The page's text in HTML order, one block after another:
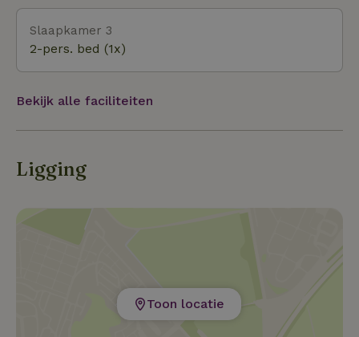
Slaapkamer 3
2-pers. bed (1x)
Bekijk alle faciliteiten
Ligging
Toon locatie